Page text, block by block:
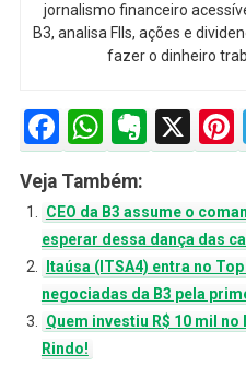
jornalismo financeiro
B3, analisa FIIs, ações e
fazer o dinheiro
Facebook
X
Veja Também:
CEO da B3 assume o
esperar dessa dança das
Itaúsa (ITSA4) entra no
negociadas da B3 pela
Quem investiu R$ 10 mil
Rindo!